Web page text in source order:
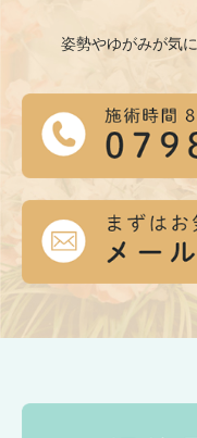
姿勢やゆがみが気